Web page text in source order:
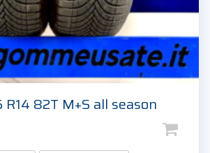
82T M+S all season